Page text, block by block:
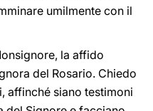
umilmente con il
la affido
del Rosario. Chiedo
affinché siano testimoni